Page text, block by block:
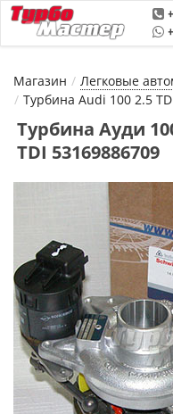
Магазин Легковые
Турбина Audi 100 2.5
Турбина Ауди
TDI 53169886709